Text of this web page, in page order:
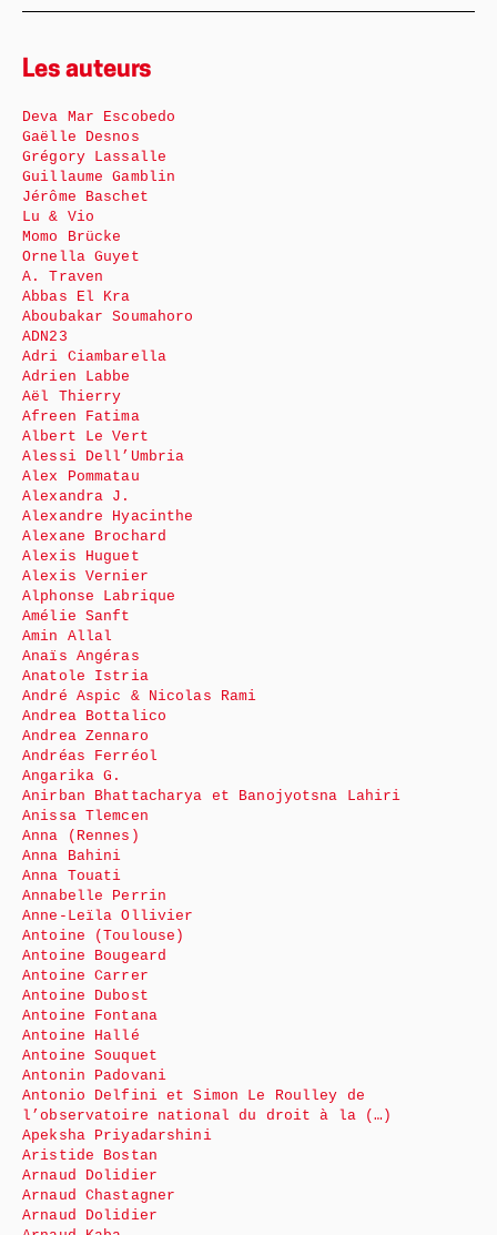
Les auteurs
Deva Mar Escobedo
Gaëlle Desnos
Grégory Lassalle
Guillaume Gamblin
Jérôme Baschet
Lu & Vio
Momo Brücke
Ornella Guyet
A. Traven
Abbas El Kra
Aboubakar Soumahoro
ADN23
Adri Ciambarella
Adrien Labbe
Aël Thierry
Afreen Fatima
Albert Le Vert
Alessi Dell’Umbria
Alex Pommatau
Alexandra J.
Alexandre Hyacinthe
Alexane Brochard
Alexis Huguet
Alexis Vernier
Alphonse Labrique
Amélie Sanft
Amin Allal
Anaïs Angéras
Anatole Istria
André Aspic & Nicolas Rami
Andrea Bottalico
Andrea Zennaro
Andréas Ferréol
Angarika G.
Anirban Bhattacharya et Banojyotsna Lahiri
Anissa Tlemcen
Anna (Rennes)
Anna Bahini
Anna Touati
Annabelle Perrin
Anne-Leïla Ollivier
Antoine (Toulouse)
Antoine Bougeard
Antoine Carrer
Antoine Dubost
Antoine Fontana
Antoine Hallé
Antoine Souquet
Antonin Padovani
Antonio Delfini et Simon Le Roulley de
l’observatoire national du droit à la (…)
Apeksha Priyadarshini
Aristide Bostan
Arnaud Dolidier
Arnaud Chastagner
Arnaud Dolidier